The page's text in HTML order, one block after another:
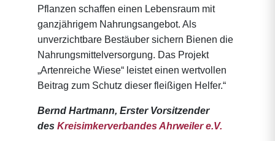
Pflanzen schaffen einen Lebensraum mit
ganzjährigem Nahrungsangebot. Als
unverzichtbare Bestäuber sichern Bienen die
Nahrungsmittelversorgung. Das Projekt
„Artenreiche Wiese“ leistet einen wertvollen
Beitrag zum Schutz dieser fleißigen Helfer.“
Bernd Hartmann, Erster Vorsitzender
desKreisimkerverbandes Ahrweiler e.V.